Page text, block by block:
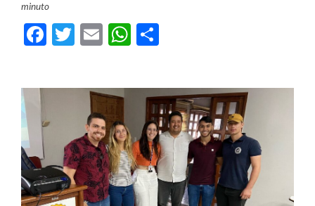
minuto
Facebook
Twitter
EmailWhatsApp